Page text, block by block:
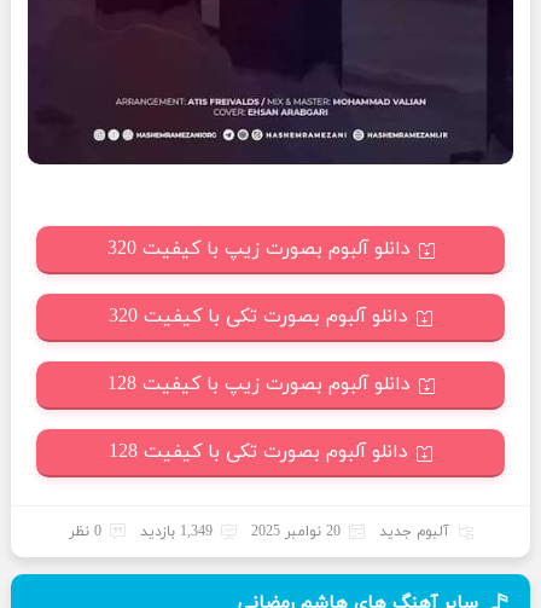
دانلو آلبوم بصورت زیپ با کیفیت 320
دانلو آلبوم بصورت تکی با کیفیت 320
دانلو آلبوم بصورت زیپ با کیفیت 128
دانلو آلبوم بصورت تکی با کیفیت 128
آلبوم جدید 20 نوامبر 2025 1,349 بازدید 0 نظر